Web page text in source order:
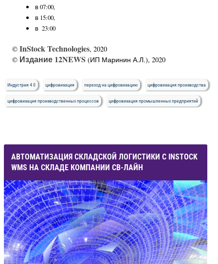
в 07:00,
в 15:00,
в 23:00
© InStock Technologies, 2020
© Издание 12NEWS (ИП Маринин А.Л.), 2020
Индустрия 4 0 цифровизация переход на цифровизацию цифровизация производства
цифровизация производственных процессов цифровизация промышленных предприятий
АВТОМАТИЗАЦИЯ СКЛАДСКОЙ ЛОГИСТИКИ С INSTOCK
WMS НА СКЛАДЕ КОМПАНИИ СВ-ЛАЙН